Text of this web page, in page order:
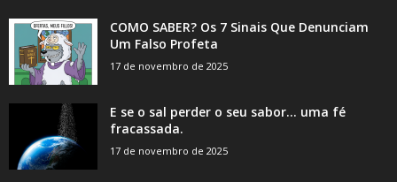
COMO SABER? Os 7 Sinais Que Denunciam
Um Falso Profeta
17 de novembro de 2025
E se o sal perder o seu sabor… uma fé
fracassada.
17 de novembro de 2025